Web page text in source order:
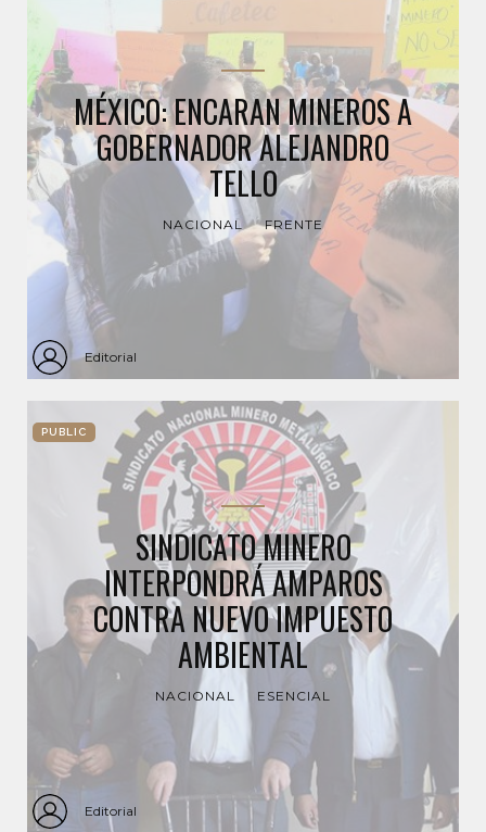
MÉXICO: ENCARAN MINEROS A
GOBERNADOR ALEJANDRO
TELLO
NACIONAL FRENTE
Editorial
PUBLIC
SINDICATO MINERO
INTERPONDRÁ AMPAROS
CONTRA NUEVO IMPUESTO
AMBIENTAL
NACIONAL ESENCIAL
Editorial